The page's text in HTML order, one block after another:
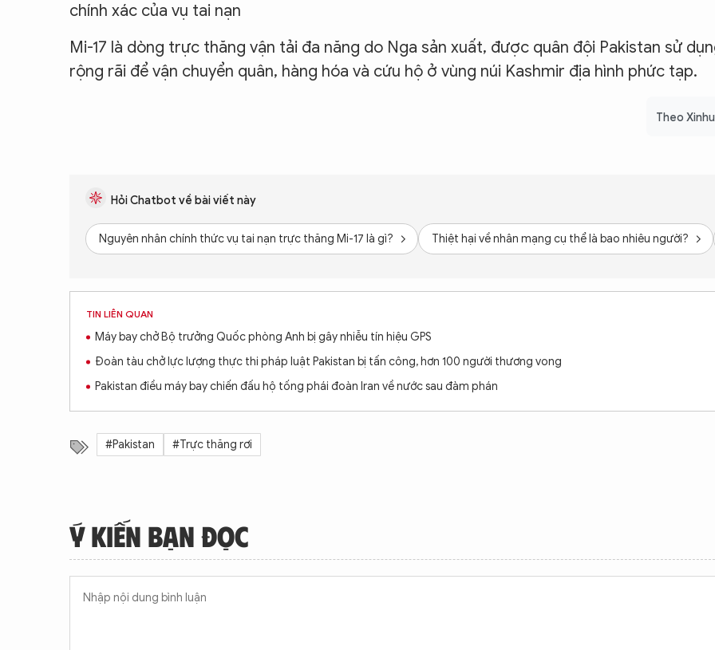
chính xác của vụ tai nạn
Mi-17 là dòng trực thăng vận tải đa năng do Nga sản xuất, được quân đội Pakistan sử
rộng rãi để vận chuyển quân, hàng hóa và cứu hộ ở vùng núi Kashmir địa hình phức tạp.
Theo
Hỏi Chatbot về bài viết này
Nguyên nhân chính thức vụ tai nạn trực thăng Mi-17 là gì? Thiệt hại về nhân mạng cụ thể là bao nhiêu người?
TIN LIÊN QUAN
Máy bay chở Bộ trưởng Quốc phòng Anh bị gây nhiễu tín hiệu GPS
Đoàn tàu chở lực lượng thực thi pháp luật Pakistan bị tấn công, hơn 100 người thương vong
Pakistan điều máy bay chiến đấu hộ tống phái đoàn Iran về nước sau đàm phán
#Pakistan #Trực thăng rơi
Ý KIẾN BẠN ĐỌC